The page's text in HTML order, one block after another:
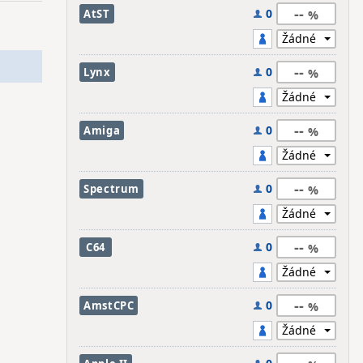
AtST 0 --
Lynx 0 --
Amiga 0 --
Spectrum 0 --
C64 0 --
AmstCPC 0 --